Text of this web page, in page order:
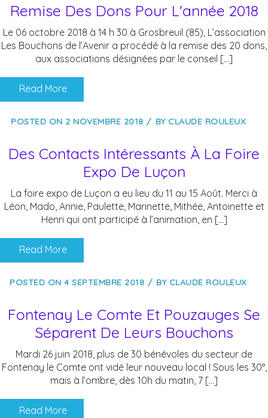
Remise Des Dons Pour L'année 2018
Le 06 octobre 2018 à 14 h 30 à Grosbreuil (85), L’association
Les Bouchons de l’Avenir a procédé à la remise des 20 dons,
aux associations désignées par le conseil […]
Read More
POSTED ON 2 NOVEMBRE 2018 BY CLAUDE ROULEUX
Des Contacts Intéressants À La Foire
Expo De Luçon
La foire expo de Luçon a eu lieu du 11 au 15 Août. Merci à
Léon, Mado, Annie, Paulette, Marinette, Mithée, Antoinette et
Henri qui ont participé à l’animation, en […]
Read More
POSTED ON4 SEPTEMBRE 2018 BY CLAUDE ROULEUX
Fontenay Le Comte Et Pouzauges Se
Séparent De Leurs Bouchons
Mardi 26 juin 2018, plus de 30 bénévoles du secteur de
Fontenay le Comte ont vidé leur nouveau local ! Sous les 30°,
mais à l’ombre, dès 10h du matin, 7 […]
Read More